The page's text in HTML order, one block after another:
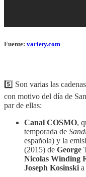
Fuente: variety.com
5️⃣ Son varias las
con motivo del día de
par de ellas:
Canal COSMO,
temporada de
española) y la
(2015) de George
Nicolas Winding
Joseph Kosinskia